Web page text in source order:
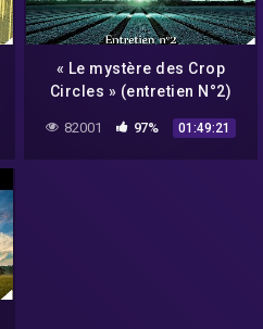
« Le mystère des Crop
Circles » (entretien N°2)
NURÉA TV
82001 97% 01:49:21